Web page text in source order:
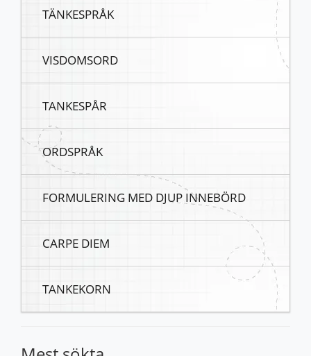
TÄNKESPRÅK
VISDOMSORD
TANKESPÅR
ORDSPRÅK
FORMULERING MED DJUP INNEBÖRD
CARPE DIEM
TANKEKORN